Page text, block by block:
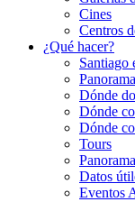
Cines
Centros
¿Qué hacer?
Santiago
Dónde
Dónde
Dónde
Tours
Datos
Eventos